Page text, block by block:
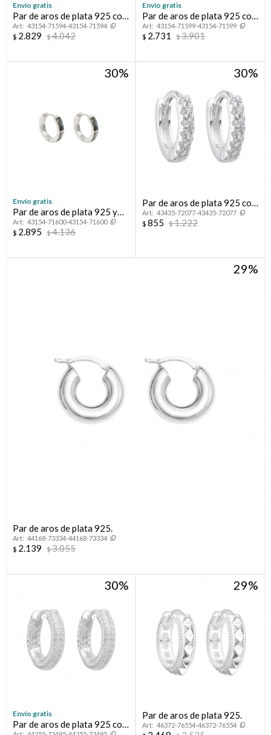
Envío gratis
Par de aros de plata 925 con
nácar.43154-71594-43154-71594
$ 2.829 $4.042
Envío gratis
Par de aros de plata 925 con
nácar.43154-71599-43154-71599
$ 2.731 $3.901
30
Envío gratis
Par de aros de plata 925 y
abalón.43154-71600-43154-71600
$ 2.895 $4.136
30
Par de aros de plata 925 con
circonias.
43435-72077-43435-72077
$ 855 $1.222
29
Par de aros de plata 925.
44168-73334-44168-73334
$ 2.139 $3.055
30
Envío gratis
Par de aros de plata 925 con
29
Par de aros de plata 925.
46372-76554-46372-76554